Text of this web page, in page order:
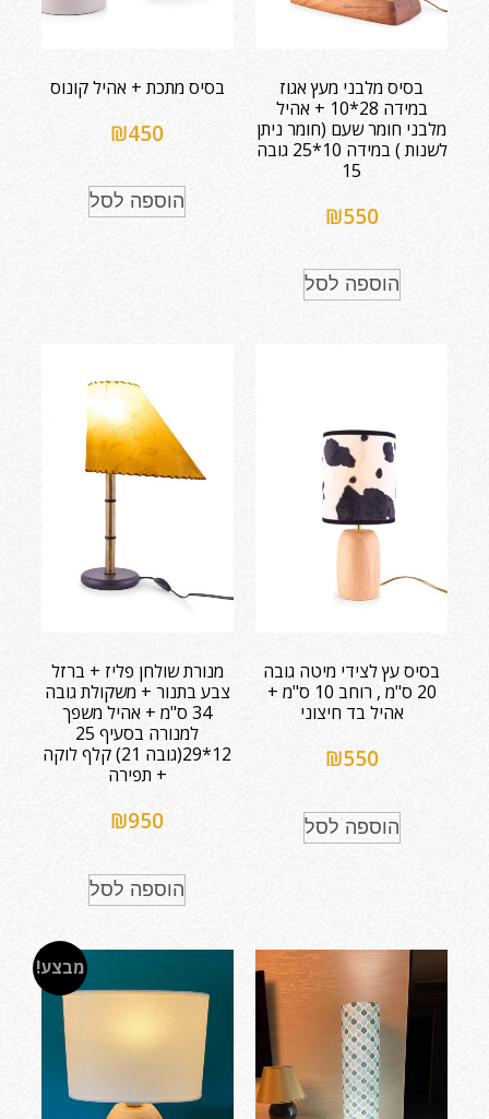
בסיס מלבני מעץ אגוז
במידה 28*10 + אהיל
מלבני חומר שעם (חומר ניתן
לשנות ) במידה 10*25 גובה
15
₪550
הוספה לסל
בסיס מתכת + אהיל קונוס
₪450
הוספה לסל
בסיס עץ לצידי מיטה גובה
20 ס"מ , רוחב 10 ס"מ +
אהיל בד חיצוני
₪550
הוספה לסל
מנורת שולחן פליז + ברזל
צבע בתנור + משקולת גובה
34 ס"מ + אהיל משפך
למנורה בסעיף 25
12*29(גובה 21) קלף לוקה
+ תפירה
₪950
הוספה לסל
מבצע!